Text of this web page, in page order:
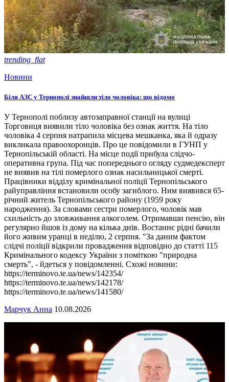
trending_flat
Новини
Біля АЗС у Тернополі знайшли тіло чоловіка: що відомо
У Тернополі поблизу автозаправної станції на вулиці
Торговиця виявили тіло чоловіка без ознак життя. На тіло
чоловіка 4 серпня натрапила місцева мешканка, яка й одразу
викликала правоохоронців. Про це повідомили в ГУНП у
Тернопільській області. На місце події прибула слідчо-
оперативна група. Під час попереднього огляду судмедексперт
не виявив на тілі померлого ознак насильницької смерті.
Працівники відділу кримінальної поліції Тернопільського
райуправління встановили особу загиблого. Ним виявився 65-
річний житель Тернопільського району (1959 року
народження). За словами сестри померлого, чоловік мав
схильність до зловживання алкоголем. Отримавши пенсію, він
регулярно йшов із дому на кілька днів. Востаннє рідні бачили
його живим уранці в неділю, 2 серпня. "За даним фактом
слідчі поліції відкрили провадження відповідно до статті 115
Кримінального кодексу України з поміткою "природна
смерть", - йдеться у повідомленні. Схожі новини:
https://terminovo.te.ua/news/142354/
https://terminovo.te.ua/news/142178/
https://terminovo.te.ua/news/141580/
Марчук Анна 10.08.2026